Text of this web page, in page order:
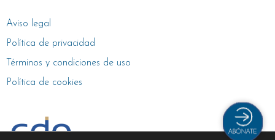
Aviso legal
Política de privacidad
Términos y condiciones de uso
Política de cookies